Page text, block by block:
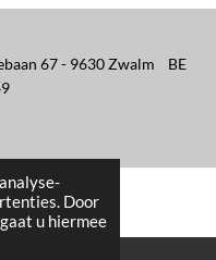
Door
u hiermee
67 - 9630 Zwalm BE